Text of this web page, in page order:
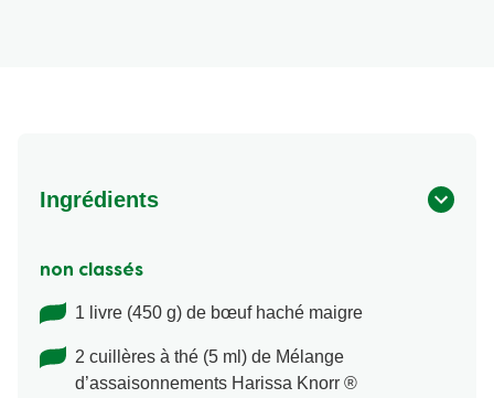
Ingrédients
non classés
1 livre (450 g) de bœuf haché maigre
2 cuillères à thé (5 ml) de Mélange
d’assaisonnements Harissa Knorr ®